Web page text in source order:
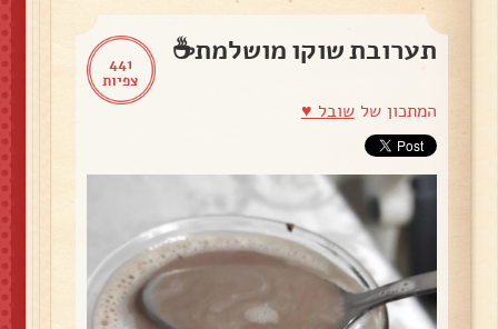
441
צפיות
תערובת שוקו מושלמת☕
המתכון שלשובל ♥️